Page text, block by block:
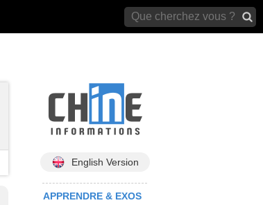
English Version
APPRENDRE & EXOS